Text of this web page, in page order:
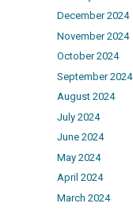
December 2024
November 2024
October 2024
September 2024
August 2024
July 2024
June 2024
May 2024
April 2024
March 2024